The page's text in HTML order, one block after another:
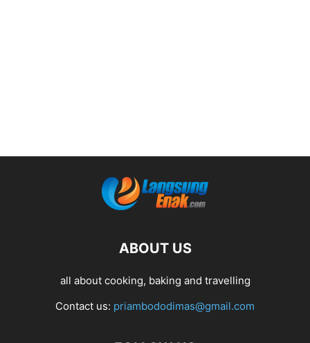
ABOUT US
all about cooking, baking and travelling
Contact us: priambododimas@gmail.com